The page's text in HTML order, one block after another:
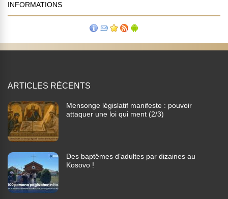
INFORMATIONS
ARTICLES RÉCENTS
Mensonge législatif manifeste : pouvoir
attaquer une loi qui ment (2/3)
Des baptêmes d’adultes par dizaines au
Kosovo !